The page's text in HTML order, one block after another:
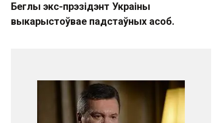
Беглы экс-прэзідэнт Украіны
выкарыстоўвае падстаўных асоб.